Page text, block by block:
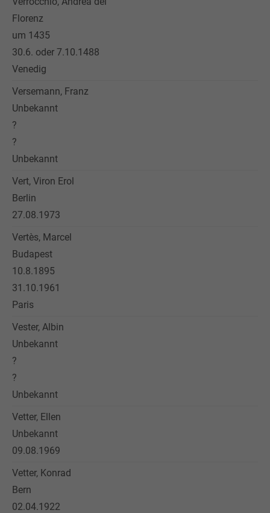
Florenz
um 1435
30.6. oder 7.10.1488
Venedig
Versemann, Franz
Unbekannt
?
?
Unbekannt
Vert, Viron Erol
Berlin
27.08.1973
Vertès, Marcel
Budapest
10.8.1895
31.10.1961
Paris
Vester, Albin
Unbekannt
?
?
Unbekannt
Vetter, Ellen
Unbekannt
09.08.1969
Vetter, Konrad
Bern
02.04.1922